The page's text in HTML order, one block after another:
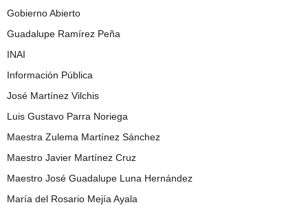
Gobierno Abierto
Guadalupe Ramírez Peña
INAI
Información Pública
José Martínez Vilchis
Luis Gustavo Parra Noriega
Maestra Zulema Martínez Sánchez
Maestro Javier Martínez Cruz
Maestro José Guadalupe Luna Hernández
María del Rosario Mejía Ayala